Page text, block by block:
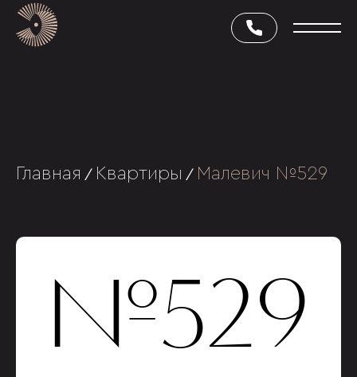
Главная / Квартиры / Малевич №529
№529